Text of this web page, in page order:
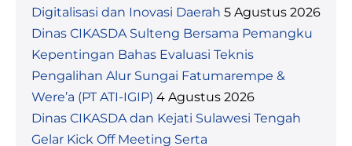
Digitalisasi dan Inovasi Daerah 5 Agustus 2026
Dinas CIKASDA Sulteng Bersama Pemangku
Kepentingan Bahas Evaluasi Teknis
Pengalihan Alur Sungai Fatumarempe &
Were’a (PT ATI-IGIP) 4 Agustus 2026
Dinas CIKASDA dan Kejati Sulawesi Tengah
Gelar Kick Off Meeting Serta